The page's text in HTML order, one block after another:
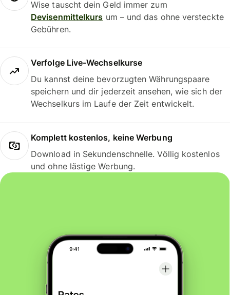
Wise tauscht dein Geld immer zum
Devisenmittelkurs um – und das ohne versteckte
Gebühren.
Verfolge Live-Wechselkurse
Du kannst deine bevorzugten Währungspaare
speichern und dir jederzeit ansehen, wie sich der
Wechselkurs im Laufe der Zeit entwickelt.
Komplett kostenlos, keine Werbung
Download in Sekundenschnelle. Völlig kostenlos
und ohne lästige Werbung.